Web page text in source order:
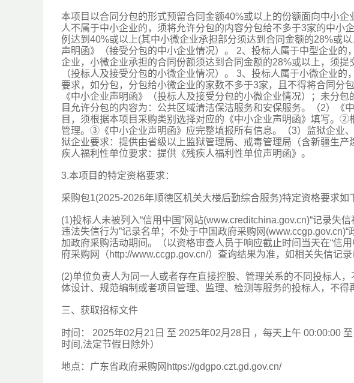
本项目以合同分包的形式预留合同金额40%或以上的份额面向中小
人不属于中小企业的，须将允许分包的内容分包给不多于3家的中小
例达到40%或以上(其中小微企业承担部分须达到合同金额的28%或
声明函》（接受分包的中小企业情况）。 2、投标人属于中型企业
企业，小微企业承担的合同份额须达到合同金额的28%或以上，须提
（投标人及接受分包的小微企业情况）。 3、投标人属于小微企业
要求，如分包，分包给小微企业的家数不多于3家，且不得将合同分
《中小企业声明函》（投标人及接受分包的小微企业情况）；未分
目允许分包的内容为：公共区域清洁保洁服务和安保服务。（2）
目，须根据本项目采购类别选择对应的《中小企业声明函》填写。
管理。③《中小企业声明函》应完整填报所有信息。（3）监狱企业
狱企业要求：提供由省级以上监狱管理局、戒毒管理局（含新疆生
疾人福利性单位要求：提供《残疾人福利性单位声明函》。
3.本项目的特定资格要求：
采购包1(2025-2026年顺德区机关大楼后勤综合服务)特定资格要求如
(1)投标人未被列入“信用中国”网站(www.creditchina.gov.cn)“记录失
违法失信行为”记录名单；不处于中国政府采购网
加政府采购活动期间。（以资格审查人员于响应截止时间当天在“信
府采购网（http://www.ccgp.gov.cn/）查询结果为准，如相关失信记
(2)单位负责人为同一人或者存在直接控股、管理关系的不同投标人
体设计、规范编制或者项目管理、监理、检测等服务的投标人，不得
三、获取招标文件
时间： 2025年02月21日 至 2025年02月28日 ，每天上午 00:00:00
时间,法定节假日除外）
地点：广东省政府采购网https://gdgpo.czt.gd.gov.cn/